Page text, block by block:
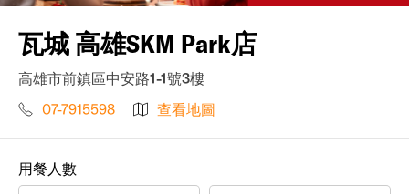
瓦城 高雄SKM Park店
高雄市前鎮區中安路1-1號3樓
07-7915598
查看地圖
用餐人數